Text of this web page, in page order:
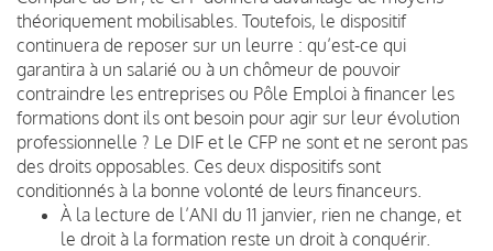
théoriquement mobilisables. Toutefois, le dispositif
continuera de reposer sur un leurre : qu’est-ce qui
garantira à un salarié ou à un chômeur de pouvoir
contraindre les entreprises ou Pôle Emploi à financer les
formations dont ils ont besoin pour agir sur leur évolution
professionnelle ? Le DIF et le CFP ne sont et ne seront pas
des droits opposables. Ces deux dispositifs sont
conditionnés à la bonne volonté de leurs financeurs.
À la lecture de l’ANI du 11 janvier, rien ne change, et
le droit à la formation reste un droit à conquérir.